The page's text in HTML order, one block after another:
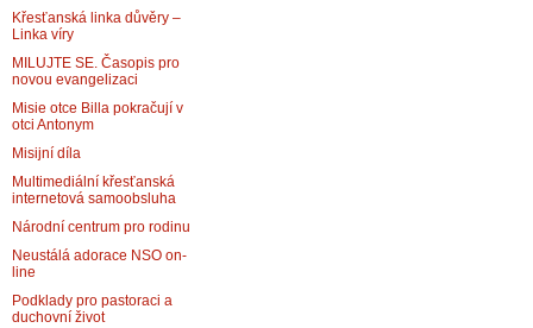
Křesťanská linka důvěry –
Linka víry
MILUJTE SE. Časopis pro
novou evangelizaci
Misie otce Billa pokračují v
otci Antonym
Misijní díla
Multimediální křesťanská
internetová samoobsluha
Národní centrum pro rodinu
Neustálá adorace NSO on-
line
Podklady pro pastoraci a
duchovní život